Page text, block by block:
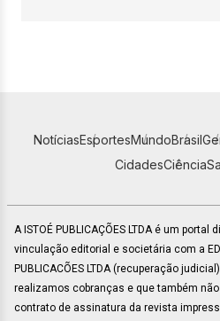
NotíciasEsportesMundoBrasil
CidadesCiência
A ISTOÉ PUBLICAÇÕES LTDA é um
vinculação editorial e societária com a
PUBLICACÕES LTDA (recuperação
realizamos cobranças e que também
contrato de assinatura da revista